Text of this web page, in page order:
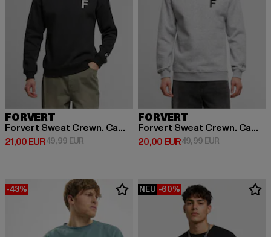
FORVERT
Forvert Sweat Crewn. Campus
21,00 EUR
Derzeitiger Preis: 21,00 EUR
49,99 EURAktionspreis: 49,99 EUR
FORVERT
Forvert Sweat Crewn. Campus
20,00 EUR
Derzeitiger Preis: 20,00 EUR
49,99 EURAktionspreis:
-43% NEU -60%